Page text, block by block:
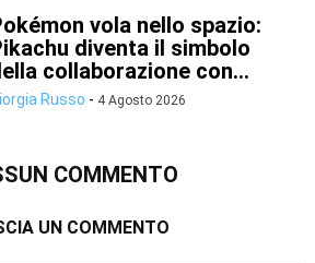
vola nello spazio:
diventa il simbolo
collaborazione con...
Russo - 4 Agosto 2026
COMMENTO
UN COMMENTO